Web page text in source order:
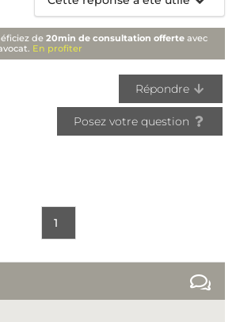
de20min de consultation offerte avec
En profiter
Répondre
Posez votre question
1